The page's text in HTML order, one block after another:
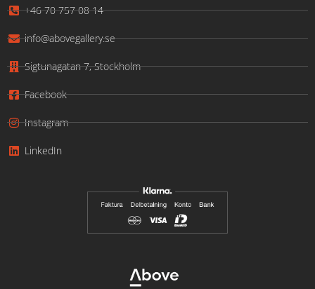
+46 70 757 08 14
info@abovegallery.se
Sigtunagatan 7, Stockholm
Facebook
Instagram
LinkedIn